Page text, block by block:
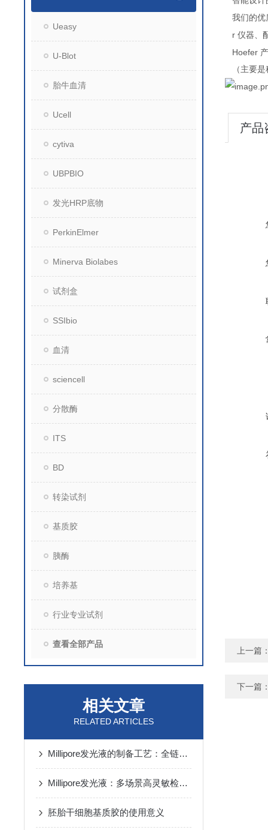
Ueasy
U-Blot
胎牛血清
Ucell
cytiva
UBPBIO
发光HRP底物
PerkinElmer
Minerva Biolabes
试剂盒
SSIbio
血清
sciencell
分散酶
ITS
BD
转染试剂
基质胶
胰酶
培养基
行业专业试剂
查看全部产品
相关文章
RELATED ARTICLES
Millipore发光液的制备工艺：全链路质控保障检测性能稳定
Millipore发光液：多场景高灵敏检测的核心试剂支撑
胚胎干细胞基质胶的使用意义
我们的优
r 仪器、
Hoefer
（主要
产品
上一篇
下一篇